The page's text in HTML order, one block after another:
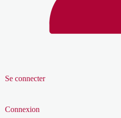
Se connecter
Connexion